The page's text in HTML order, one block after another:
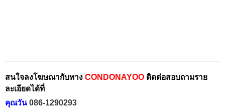
สนใจลงโฆษณากับทาง CONDONAYOO ติดต่อสอบถามราย
ละเอียดได้ที่
คุณวัน 086-1290293